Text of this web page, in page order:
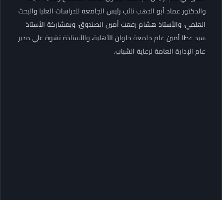
والدكتور عماد أبو الدهب نائب رئيس الجامعة للدراسات العليا والبحث
العلمي، والأستاذ هشام رفعت أمين الصندوق، وبمشاركة الأستاذ
سيد عطا أمين عام جامعة حلوان الأهلية، والأستاذة نشوة علي مدير
عام الإدارة العامة لرعاية الشباب.